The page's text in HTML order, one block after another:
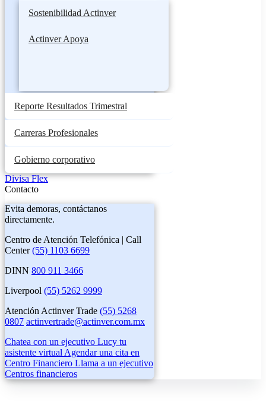
Sostenibilidad Actinver
Actinver Apoya
Reporte Resultados Trimestral
Carreras Profesionales
Gobierno corporativo
Divisa Flex
Contacto
Evita demoras, contáctanos
directamente.
Centro de Atención Telefónica | Call
Center(55) 1103 6699
DINN 800 911 3466
Liverpool (55) 5262 9999
Atención Actinver Trade (55) 5268
0807 actinvertrade@actinver.com.mx
Chatea con un ejecutivo Lucy tu
asistente virtual Agendar una cita en
Centro Financiero Llama a un ejecutivo
Centros financieros